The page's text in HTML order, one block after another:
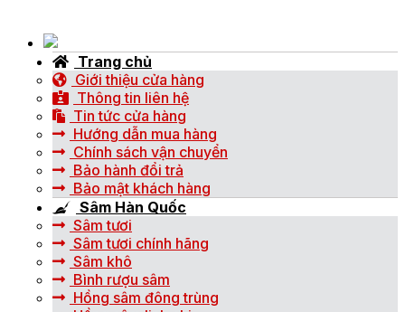
Trang chủ
Giới thiệu cửa hàng
Thông tin liên hệ
Tin tức cửa hàng
Hướng dẫn mua hàng
Chính sách vận chuyển
Bảo hành đổi trả
Bảo mật khách hàng
Sâm Hàn Quốc
Sâm tươi
Sâm tươi chính hãng
Sâm khô
Bình rượu sâm
Hồng sâm đông trùng